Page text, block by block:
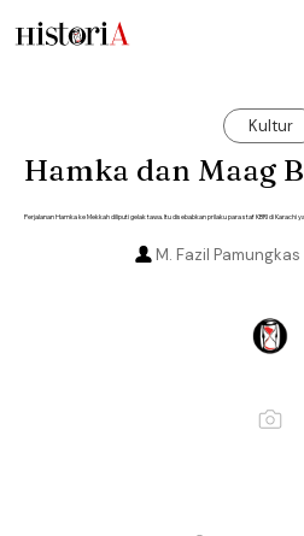
Kultur
Hamka dan Maag
Perjalanan Hamka ke Mekkah diliputi gelak tawa. Itu disebabkan prilaku para staf KBRI di
M. Fazil Pamungkas